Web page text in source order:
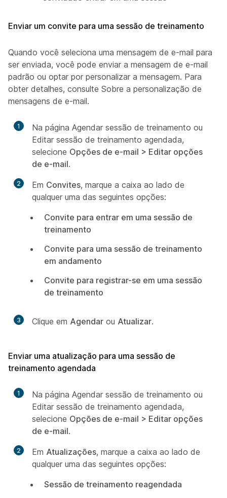
Enviar um convite para uma sessão de treinamento
Quando você seleciona uma mensagem de e-mail para
ser enviada, você pode enviar a mensagem de e-mail
padrão ou optar por personalizar a mensagem. Para
obter detalhes, consulte Sobre a personalização de
mensagens de e-mail.
1
Na página Agendar sessão de treinamento ou
Editar sessão de treinamento agendada,
selecione Opções de e-mail > Editar opções
de e-mail.
2 Em Convites, marque a caixa ao lado de
qualquer uma das seguintes opções:
Convite para entrar em uma sessão de
treinamento
Convite para uma sessão de treinamento
em andamento
Convite para registrar-se em uma sessão
de treinamento
3 Clique em Agendar ou Atualizar.
Enviar uma atualização para uma sessão de
treinamento agendada
1
Na página Agendar sessão de treinamento ou
Editar sessão de treinamento agendada,
selecione Opções de e-mail > Editar opções
de e-mail.
2 Em Atualizações, marque a caixa ao lado de
qualquer uma das seguintes opções:
Sessão de treinamento reagendada